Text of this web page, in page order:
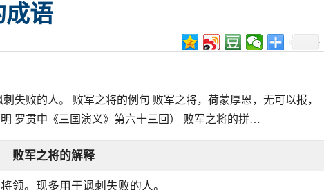
成语
失败的人。 败军之将的例句 败军之将，荷蒙厚恩，无可以报，
罗贯中《三国演义》第六十三回） 败军之将的拼…
败军之将的解释
领。现多用于讽刺失败的人。